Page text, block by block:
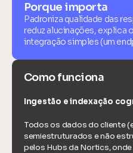
Porque importa
Padroniza qualidade das
reduz alucinações, explica
integração simples (um
Como funciona
Ingestão e indexação
Todos os dados do cliente
semiestruturados e não
pelos Hubs da Nortics,